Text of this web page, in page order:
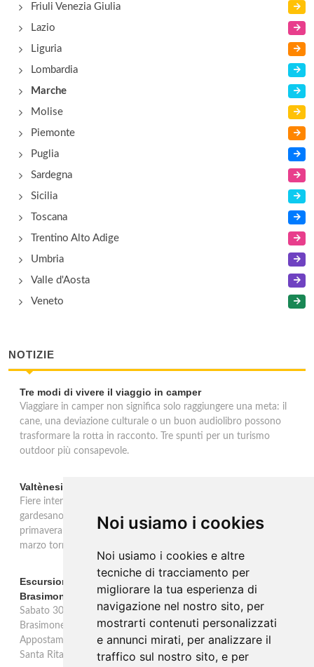
Noi usiamo i cookies
Noi usiamo i cookies e altre
tecniche di tracciamento per
migliorare la tua esperienza di
navigazione nel nostro sito, per
mostrarti contenuti personalizzati
e annunci mirati, per analizzare il
traffico sul nostro sito, e per
Friuli Venezia Giulia
Lazio
Liguria
Lombardia
Marche
Molise
Piemonte
Puglia
Sardegna
Sicilia
Toscana
Trentino Alto Adige
Umbria
Valle d'Aosta
Veneto
NOTIZIE
Tre modi di vivere il viaggio in camper
Viaggiare in camper non significa solo raggiungere una meta: il
cane, una deviazione culturale o un buon audiolibro possono
trasformare la rotta in racconto. Tre spunti per un turismo
outdoor più consapevole.
Valtènesi: una primavera di eventi tra rosé e Lago di Garda
Fiere internazionali, eventi sul territorio e racconto del rosé
gardesano. Il Consorzio Valtènesi presenta il calendario della
primavera 2026 sulla sponda bresciana del Lago di Garda. Il 23
marzo torna La Prima del Valtènesi per stampa e operatori.
Escursione con appostamento ai Laghi di Suviana e
Brasimone: caccia fotografica alla fauna
Sabato 30 agosto escursione speciale ai Laghi di Suviana e
Brasimone dalle 17 alle 23 per osservare cervi, volpi, lepri e lupi.
Appostamento al crepuscolo nel massimo silenzio. Ritrovo Chiesa
Santa Rita al Brasimone, prenotazione obbligatoria.